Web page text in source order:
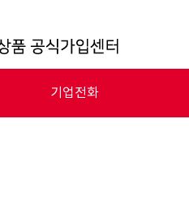
기업전화